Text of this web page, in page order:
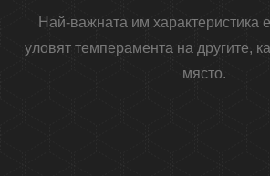
Най-важната им характеристика
уловят темперамента на другите,
място.